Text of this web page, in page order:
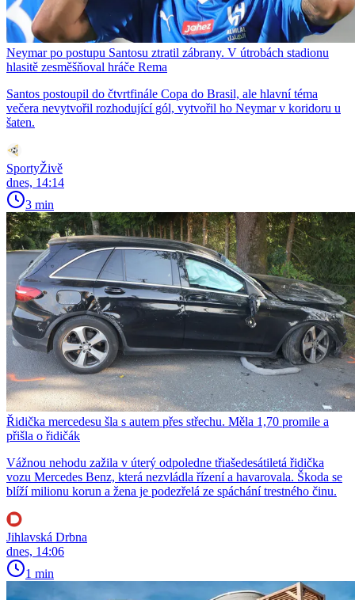
Neymar po postupu Santosu ztratil zábrany. V útrobách stadionu
hlasitě zesměšňoval hráče Rema
Santos postoupil do čtvrtfinále Copa do Brasil, ale hlavní téma
večera nevytvořil rozhodující gól, vytvořil ho Neymar v koridoru u
šaten.
SportyŽivě
dnes, 14:14
3 min
Řidička mercedesu šla s autem přes střechu. Měla 1,70 promile a
přišla o řidičák
Vážnou nehodu zažila v úterý odpoledne třiašedesátiletá řidička
vozu Mercedes Benz, která nezvládla řízení a havarovala. Škoda se
blíží milionu korun a žena je podezřelá ze spáchání trestného činu.
Jihlavská Drbna
dnes, 14:06
1 min